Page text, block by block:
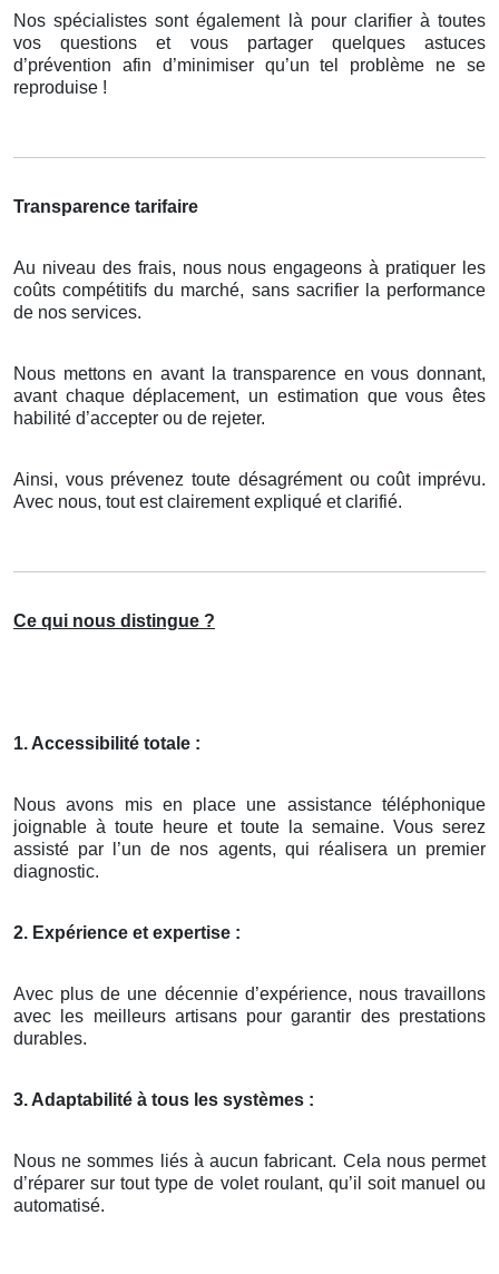
Nos spécialistes sont également là pour clarifier à toutes
vos questions et vous partager quelques astuces
d’prévention afin d’minimiser qu’un tel problème ne se
reproduise !
Transparence tarifaire
Au niveau des frais, nous nous engageons à pratiquer les
coûts compétitifs du marché, sans sacrifier la performance
de nos services.
Nous mettons en avant la transparence en vous donnant,
avant chaque déplacement, un estimation que vous êtes
habilité d’accepter ou de rejeter.
Ainsi, vous prévenez toute désagrément ou coût imprévu.
Avec nous, tout est clairement expliqué et clarifié.
Ce qui nous distingue ?
1. Accessibilité totale :
Nous avons mis en place une assistance téléphonique
joignable à toute heure et toute la semaine. Vous serez
assisté par l’un de nos agents, qui réalisera un premier
diagnostic.
2. Expérience et expertise :
Avec plus de une décennie d’expérience, nous travaillons
avec les meilleurs artisans pour garantir des prestations
durables.
3. Adaptabilité à tous les systèmes :
Nous ne sommes liés à aucun fabricant. Cela nous permet
d’réparer sur tout type de volet roulant, qu’il soit manuel ou
automatisé.